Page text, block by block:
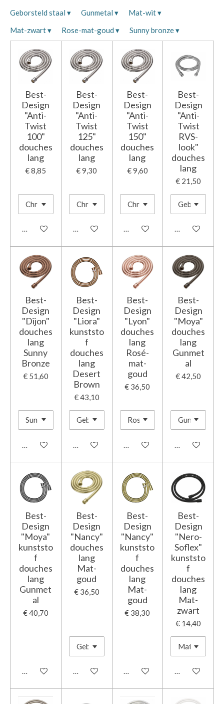
Geborsteld staal ▾ Gunmetal ▾ Mat-wit▾
Mat-zwart▾ Rose-mat-goud ▾ Sunny bronze▾
Best-
Design
"Anti-
Twist
100"
douches
lang
€ 8,85
In winkelwagen
Best-
Design
"Anti-
Twist
125"
douches
lang
€ 9,30
In winkelwagen
Best-
Design
"Anti-
Twist
150"
douches
lang
€ 9,60
In winkelwagen
Best-
Design
"Anti-
Twist
RVS-
look"
douches
lang
€ 21,50
In
Best-
Design
"Dijon"
douches
lang
Sunny
Bronze
€ 51,60
In winkelwagen
Best-
Design
"Liora"
kunststo
f
douches
lang
Desert
Brown
€ 43,10
In winkelwagen
Best-
Design
"Lyon"
douches
lang
Rosé-
mat-
goud
€ 36,50
In winkelwagen
Best-
Design
"Moya"
douches
lang
Gunmet
al
€ 42,50
In
Best-
Design
"Moya"
kunststo
f
douches
lang
Gunmet
al
€ 40,70
In winkelwagen
Best-
Design
"Nancy"
douches
lang
Mat-
goud
€ 36,50
In winkelwagen
Best-
Design
"Nancy"
kunststo
f
douches
lang
Mat-
goud
€ 38,30
In winkelwagen
Best-
Design
"Nero-
Soflex"
kunststo
f
douches
lang
Mat-
zwart
€ 14,40
In